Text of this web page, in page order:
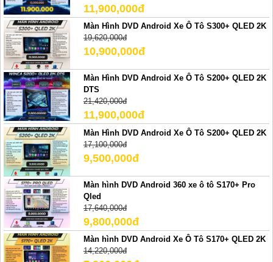
11,900,000đ
Màn Hình DVD Android Xe Ô Tô S300+ QLED 2K
19,620,000đ
10,900,000đ
Màn Hình DVD Android Xe Ô Tô S200+ QLED 2K
DTS
21,420,000đ
11,900,000đ
Màn Hình DVD Android Xe Ô Tô S200+ QLED 2K
17,100,000đ
9,500,000đ
Màn hình DVD Android 360 xe ô tô S170+ Pro
Qled
17,640,000đ
9,800,000đ
Màn hình DVD Android Xe Ô Tô S170+ QLED 2K
14,220,000đ